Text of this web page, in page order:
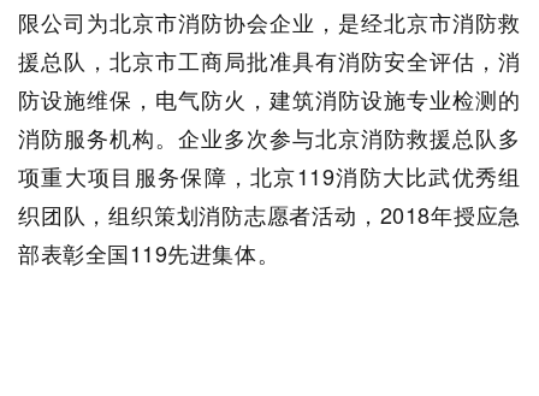
限公司为北京市消防协会企业，是经北京市消防救
援总队，北京市工商局批准具有消防安全评估，消
防设施维保，电气防火，建筑消防设施专业检测的
消防服务机构。企业多次参与北京消防救援总队多
项重大项目服务保障，北京119消防大比武优秀组
织团队，组织策划消防志愿者活动， 2018年授应急
部表彰全国119先进集体。